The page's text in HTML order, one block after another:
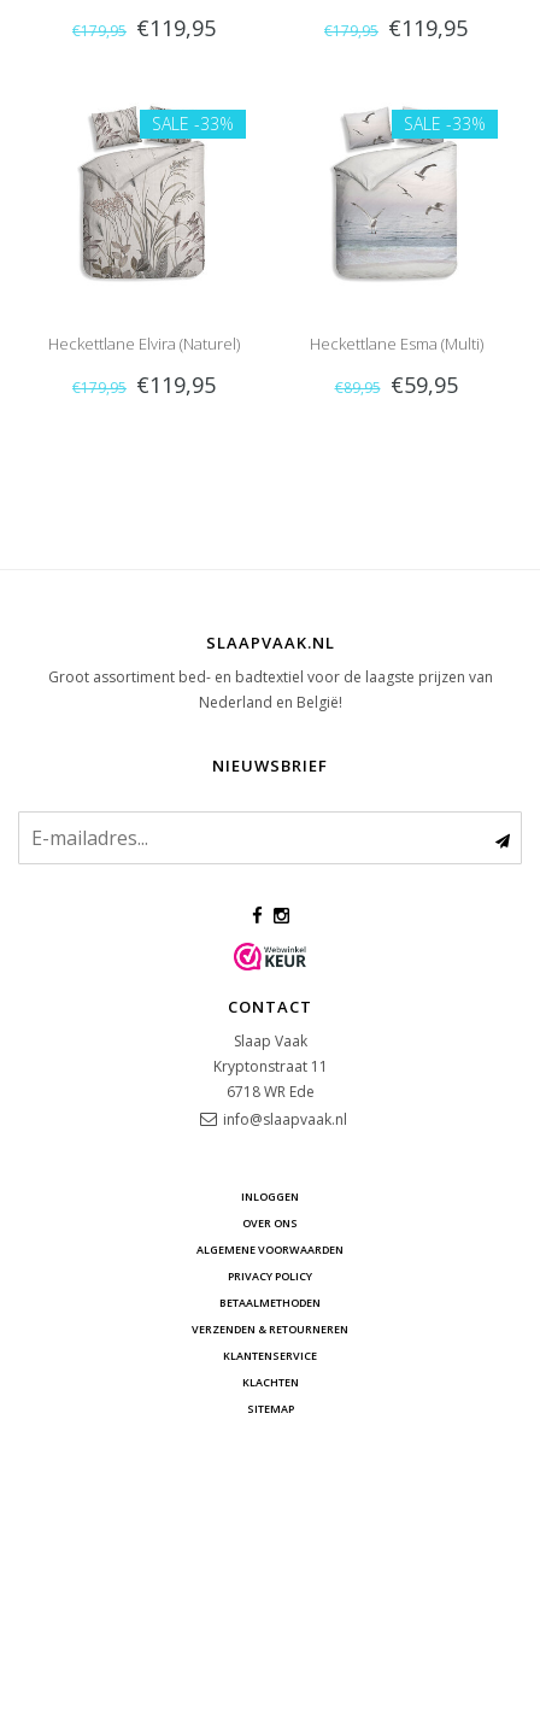
€179,95 €119,95 €179,95 €119,95
SALE -33%
Heckettlane Elvira (Naturel)
€179,95 €119,95
SALE -33%
Heckettlane Esma (Multi)
€89,95 €59,95
SLAAPVAAK.NL
Groot assortiment bed- en badtextiel voor de laagste prijzen van
Nederland en België!
NIEUWSBRIEF
CONTACT
Slaap Vaak
Kryptonstraat 11
6718 WR Ede
info@slaapvaak.nl
INLOGGEN
OVER ONS
ALGEMENE VOORWAARDEN
PRIVACY POLICY
BETAALMETHODEN
VERZENDEN & RETOURNEREN
KLANTENSERVICE
KLACHTEN
SITEMAP